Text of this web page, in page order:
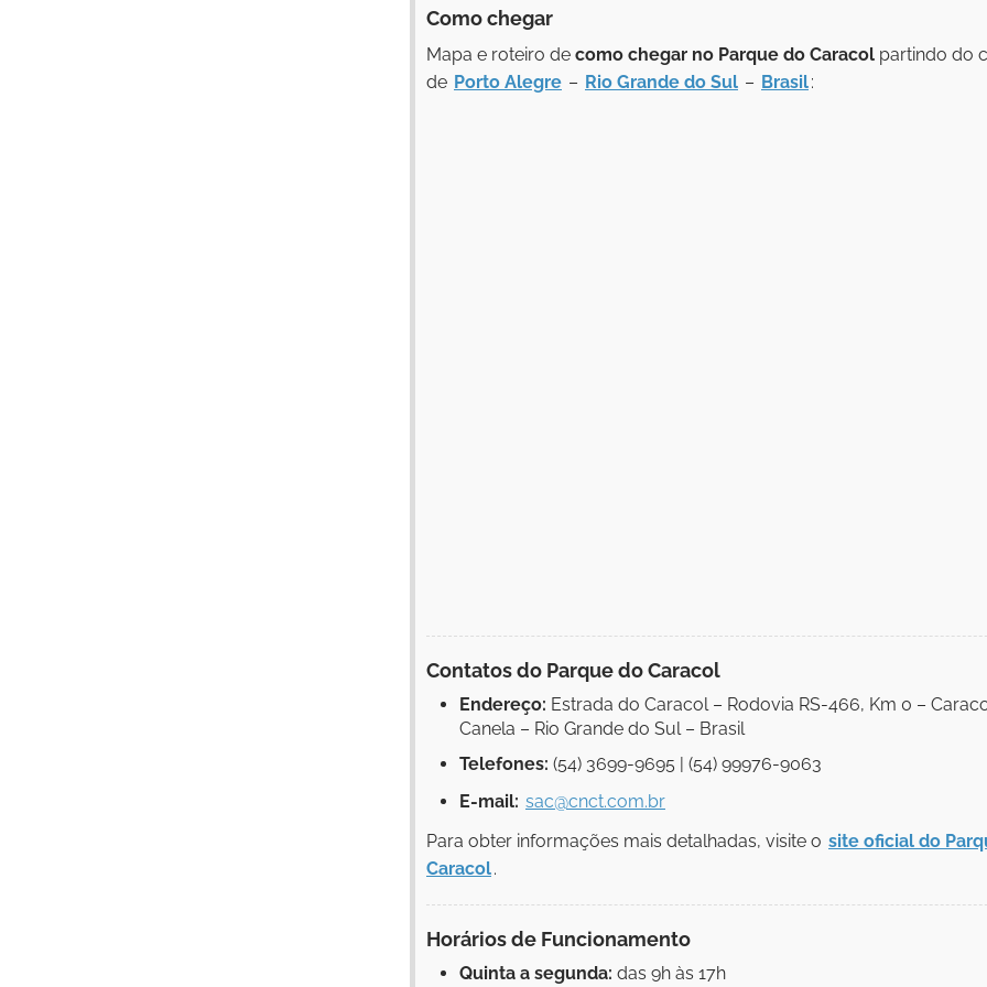
Como chegar
Mapa e roteiro de como chegar no Parque do Caracol partindo do
de Porto Alegre – Rio Grande do Sul – Brasil:
Contatos do Parque do Caracol
Endereço: Estrada do Caracol – Rodovia RS-466, Km 0 –
Canela – Rio Grande do Sul – Brasil
Telefones: (54) 3699-9695 | (54) 99976-9063
E-mail: sac@cnct.com.br
Para obter informações mais detalhadas, visite o site oficial do
Caracol.
Horários de Funcionamento
Quinta a segunda: das 9h às 17h